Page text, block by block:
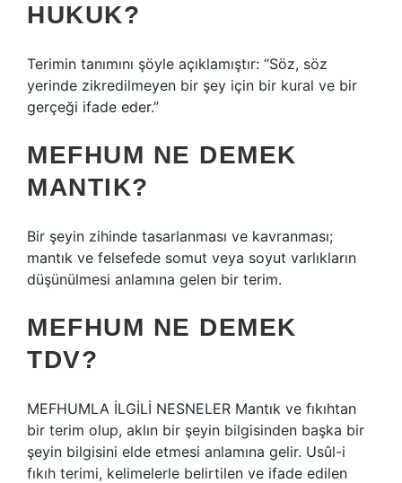
HUKUK?
Terimin tanımını şöyle açıklamıştır: “Söz, söz
yerinde zikredilmeyen bir şey için bir kural ve bir
gerçeği ifade eder.”
MEFHUM NE DEMEK
MANTIK?
Bir şeyin zihinde tasarlanması ve kavranması;
mantık ve felsefede somut veya soyut varlıkların
düşünülmesi anlamına gelen bir terim.
MEFHUM NE DEMEK
TDV?
MEFHUMLA İLGİLİ NESNELER Mantık ve fıkıhtan
bir terim olup, aklın bir şeyin bilgisinden başka bir
şeyin bilgisini elde etmesi anlamına gelir. Usûl-i
fıkıh terimi, kelimelerle belirtilen ve ifade edilen